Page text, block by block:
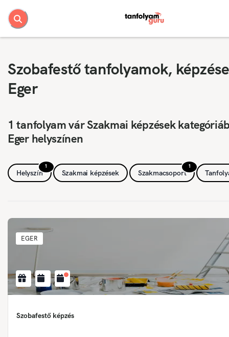
Szobafestő tanfolyamok,
Eger
1 tanfolyam vár Szakmai képzések
Eger helyszínen
1
Helyszín Szakmai képzések
1
Szakmacsoport
EGER
Szobafestő képzés